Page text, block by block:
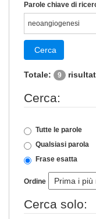
Parole chiave di
Cerca
Totale: 9
Cerca:
Tutte le parole
Qualsiasi parola
Frase esatta
Ordine
Cerca solo: